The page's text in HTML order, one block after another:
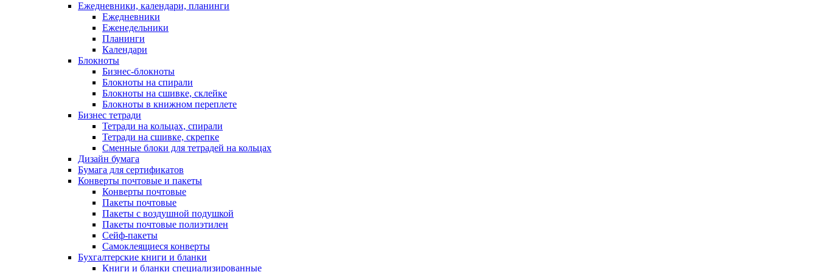
Ежедневники, календари, планинги
Ежедневники
Еженедельники
Планинги
Календари
Блокноты
Бизнес-блокноты
Блокноты на спирали
Блокноты на сшивке, склейке
Блокноты в книжном переплете
Бизнес тетради
Тетради на кольцах, спирали
Тетради на сшивке, скрепке
Сменные блоки для тетрадей на кольцах
Дизайн бумага
Бумага для сертификатов
Конверты почтовые и пакеты
Конверты почтовые
Пакеты почтовые
Пакеты с воздушной подушкой
Пакеты почтовые полиэтилен
Сейф-пакеты
Самоклеящиеся конверты
Бухгалтерские книги и бланки
Книги и бланки специализированные